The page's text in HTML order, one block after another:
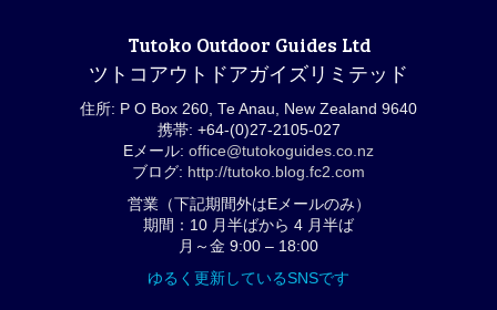
Tutoko Outdoor Guides Ltd
ツトコアウトドアガイズリミテッド
住所: P O Box 260, Te Anau, New Zealand 9640
携帯: +64-(0)27-2105-027
Eメール: office@tutokoguides.co.nz
ブログ: http://tutoko.blog.fc2.com
営業（下記期間外はEメールのみ）
期間：10 月半ばから 4 月半ば
月～金 9:00 – 18:00
ゆるく更新しているSNSです